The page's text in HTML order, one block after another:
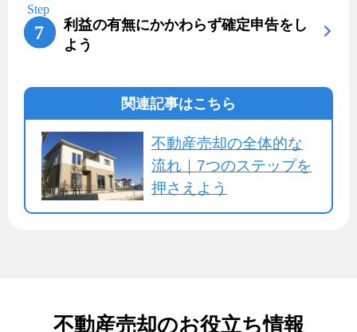
利益の有無にかかわらず確定申告をし
よう
関連記事はこちら
不動産売却の全体的な
流れ｜7つのステップを
押さえよう
不動産売却のお役立ち情報